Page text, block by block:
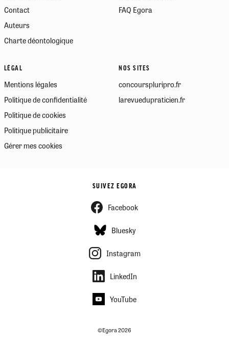
Contact
Auteurs
Charte déontologique
FAQ Egora
LÉGAL
Mentions légales
Politique de confidentialité
Politique de cookies
Politique publicitaire
Gérer mes cookies
NOS SITES
concourspluripro.fr
larevuedupraticien.fr
SUIVEZ EGORA
Facebook
Bluesky
Instagram
LinkedIn
YouTube
©Egora 2026